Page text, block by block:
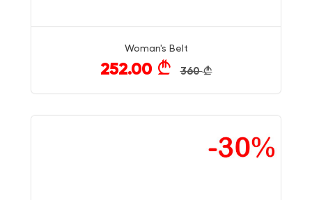
Woman's Belt
252.00 } 360}